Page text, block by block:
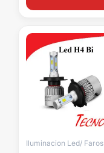
Iluminacion Led/ Faros